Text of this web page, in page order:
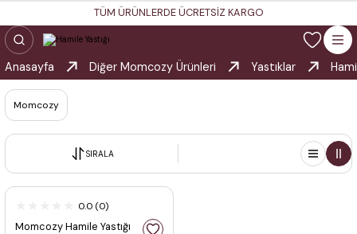
TÜM ÜRÜNLERDE ÜCRETSİZ KARGO
Anasayfa Diğer Momcozy Ürünleri Yastıklar
Momcozy
SIRALA
Tükendi
0.0 (0)
Momcozy Hamile Yastığı